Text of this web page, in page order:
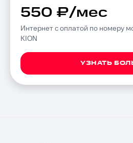
550 ₽/мес
Интернет с оплатой по номеру
KION
УЗНАТЬ